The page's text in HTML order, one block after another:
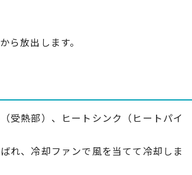
放出します。
受熱部）、ヒートシンク（ヒートパイ
れ、冷却ファンで風を当てて冷却しま